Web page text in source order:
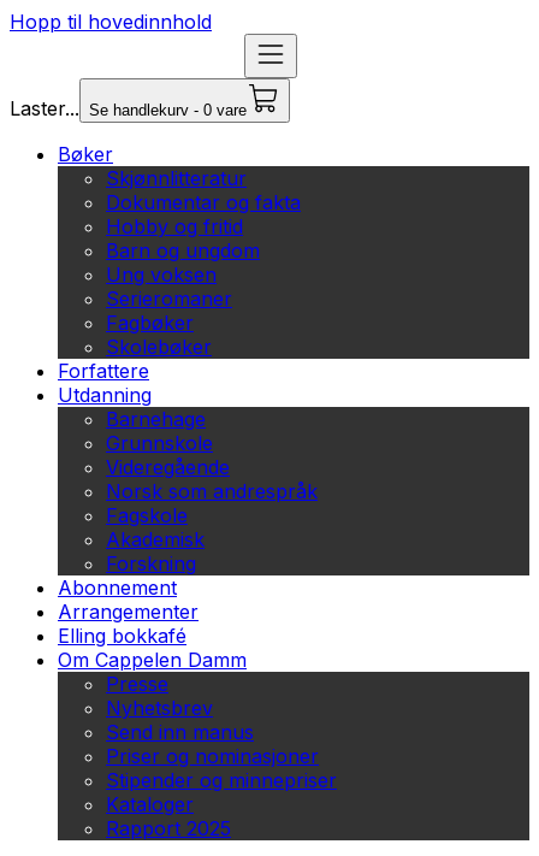
Hopp til hovedinnhold
Laster... Se handlekurv - 0 vare
Bøker
Skjønnlitteratur
Dokumentar og fakta
Hobby og fritid
Barn og ungdom
Ung voksen
Serieromaner
Fagbøker
Skolebøker
Forfattere
Utdanning
Barnehage
Grunnskole
Videregående
Norsk som andrespråk
Fagskole
Akademisk
Forskning
Abonnement
Arrangementer
Elling bokkafé
Om Cappelen Damm
Presse
Nyhetsbrev
Send inn manus
Priser og nominasjoner
Stipender og minnepriser
Kataloger
Rapport 2025